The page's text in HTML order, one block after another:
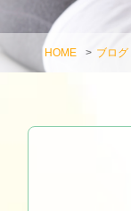
HOME > ブログ